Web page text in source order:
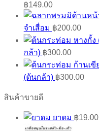
฿149.00
จำเสื่อม ฿200.00
กล้า) ฿300.00
(ต้นกล้า) ฿300.00
สินค้าขายดี
ยาดม ฿19.00